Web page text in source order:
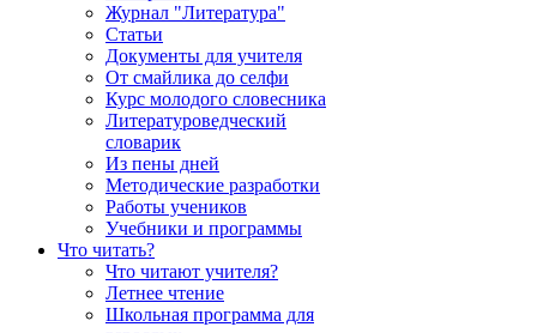
Журнал "Литература"
Статьи
Документы для учителя
От смайлика до селфи
Курс молодого словесника
Литературоведческий
словарик
Из пены дней
Методические разработки
Работы учеников
Учебники и программы
Что читать?
Что читают учителя?
Летнее чтение
Школьная программа для